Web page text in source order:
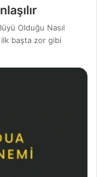
Olduğu Nasıl
başta zor gibi